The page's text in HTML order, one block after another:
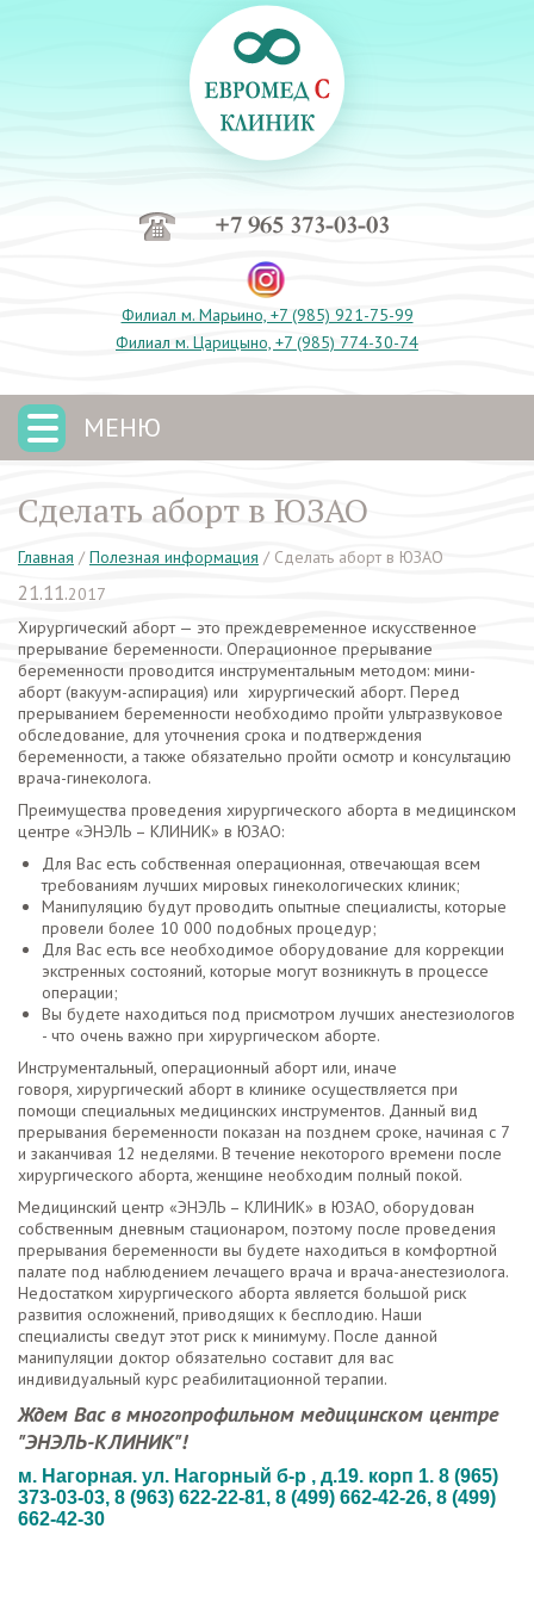
+7 965 373-03-03
Филиал м. Марьино, +7 (985) 921-75-99
Филиал м. Царицыно, +7 (985) 774-30-74
МЕНЮ
Сделать аборт в ЮЗАО
Главная / Полезная информация / Сделать аборт в ЮЗАО
21.11.2017
Хирургический аборт — это преждевременное искусственное
прерывание беременности. Операционное прерывание
беременности проводится инструментальным методом: мини-
аборт (вакуум-аспирация) или хирургический аборт. Перед
прерыванием беременности необходимо пройти ультразвуковое
обследование, для уточнения срока и подтверждения
беременности, а также обязательно пройти осмотр и консультацию
врача-гинеколога.
Преимущества проведения хирургического аборта в медицинском
центре «ЭНЭЛЬ – КЛИНИК» в ЮЗАО:
Для Вас есть собственная операционная, отвечающая всем
требованиям лучших мировых гинекологических клиник;
Манипуляцию будут проводить опытные специалисты, которые
провели более 10 000 подобных процедур;
Для Вас есть все необходимое оборудование для коррекции
экстренных состояний, которые могут возникнуть в процессе
операции;
Вы будете находиться под присмотром лучших анестезиологов
- что очень важно при хирургическом аборте.
Инструментальный, операционный аборт или, иначе
говоря, хирургический аборт в клинике осуществляется при
помощи специальных медицинских инструментов. Данный вид
прерывания беременности показан на позднем сроке, начиная с 7
и заканчивая 12 неделями. В течение некоторого времени после
хирургического аборта, женщине необходим полный покой.
Медицинский центр «ЭНЭЛЬ – КЛИНИК» в ЮЗАО, оборудован
собственным дневным стационаром, поэтому после проведения
прерывания беременности вы будете находиться в комфортной
палате под наблюдением лечащего врача и врача-анестезиолога.
Недостатком хирургического аборта является большой риск
развития осложнений, приводящих к бесплодию. Наши
специалисты сведут этот риск к минимуму. После данной
манипуляции доктор обязательно составит для вас
индивидуальный курс реабилитационной терапии.
Ждем Вас в многопрофильном медицинском центре
"ЭНЭЛЬ-КЛИНИК"!
м. Нагорная. ул. Нагорный б-р , д.19. корп 1. 8 (965)
373-03-03, 8 (963) 622-22-81, 8 (499) 662-42-26, 8 (499)
662-42-30